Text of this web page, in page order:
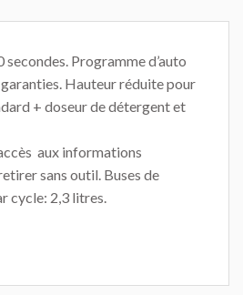
Programme d’auto
Hauteur réduite pour
+ doseur de détergent et
aux informations
sans outil. Buses de
cycle: 2,3 litres.